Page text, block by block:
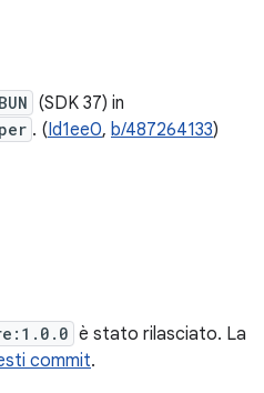
(SDK 37) in
. (Id1ee0, b/487264133)
è stato rilasciato. La
commit.